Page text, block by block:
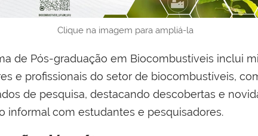
Clique na imagem para ampliá-la
de Pós-graduação em Biocombustíveis inclui
e profissionais do setor de biocombustíveis,
de pesquisa, destacando descobertas e
informal com estudantes e pesquisadores.